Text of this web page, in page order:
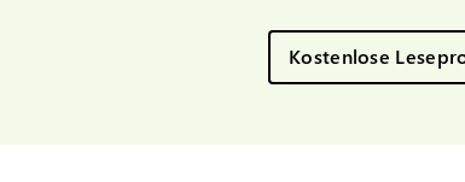
Kostenlose